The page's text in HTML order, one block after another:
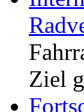
Ziel